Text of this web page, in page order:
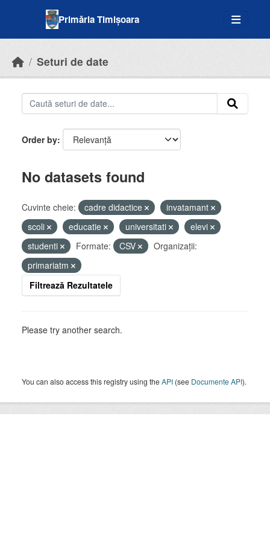
Primăria Timișoara
Seturi de date
Order by
No datasets found
Cuvinte cheie: cadre didactice
invatamant
scoli
educatie universitati
elevi
studenti
Formate: CSV
Organizații:
primariatm
Filtrează Rezultatele
Please try another search.
You can also access this registry using theAPI (see Documente API).